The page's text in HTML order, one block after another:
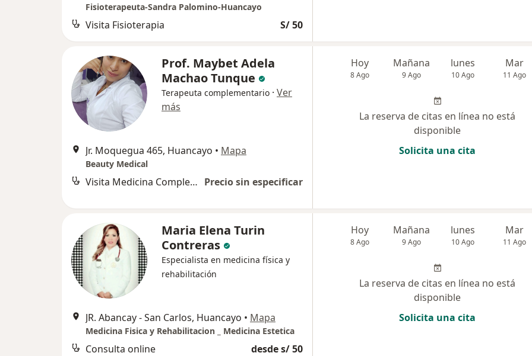
Fisioterapeuta-Sandra Palomino-Huancayo
Visita Fisioterapia S/ 50
Prof. Maybet Adela
Machao Tunque
Terapeuta complementario · Ver
más
Jr. Moquegua 465, Huancayo • Mapa
Beauty Medical
Visita Medicina Complementaria y terapias alternativas Precio sin especificar
Hoy
8 Ago
Mañana
9 Ago
lunes
10 Ago
Mar
11 Ago
La reserva de citas en línea no está
disponible
Solicita una cita
Maria Elena Turin
Contreras
Especialista en medicina física y
rehabilitación
JR. Abancay - San Carlos, Huancayo • Mapa
Medicina Fisica y Rehabilitacion _ Medicina Estetica
Consulta online desde s/ 50
Hoy
8 Ago
Mañana
9 Ago
lunes
10 Ago
Mar
11 Ago
La reserva de citas en línea no está
disponible
Solicita una cita